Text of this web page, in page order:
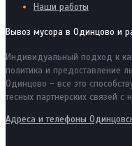
Наши работы
Вывоз мусора в Одинцово и
Индивидуальный подход к
политика и предоставление
Одинцово - все это
тесных партнерских связей
Адреса и телефоны